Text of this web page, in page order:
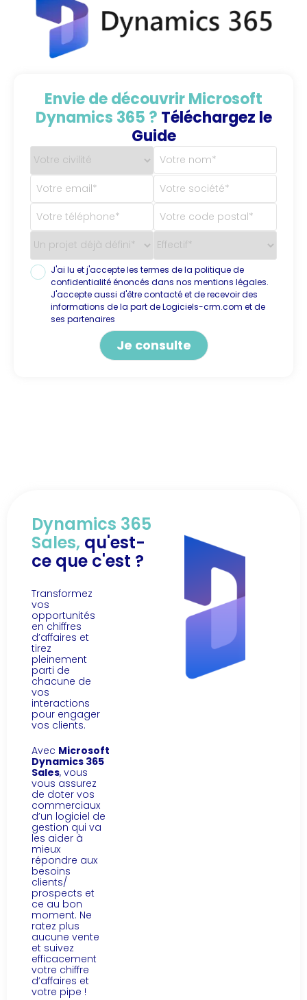
Envie de découvrir Microsoft
Dynamics 365 ? Téléchargez le
Guide
J'ai lu et j'accepte les termes de la politique de
confidentialité énoncés dans nos mentions légales.
J'accepte aussi d'être contacté et de recevoir des
informations de la part de Logiciels-crm.com et de
ses partenaires
Dynamics 365
Sales, qu'est-
ce que c'est ?
Transformez
vos
opportunités
en chiffres
d’affaires et
tirez
pleinement
parti de
chacune de
vos
interactions
pour engager
vos clients.
Avec Microsoft
Dynamics 365
Sales, vous
vous assurez
de doter vos
commerciaux
d’un logiciel de
gestion qui va
les aider à
mieux
répondre aux
besoins
clients/
prospects et
ce au bon
moment. Ne
ratez plus
aucune vente
et suivez
efficacement
votre chiffre
d’affaires et
votre pipe !